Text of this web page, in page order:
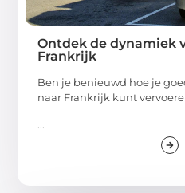
Ontdek de dynamiek
Frankrijk
Ben je benieuwd hoe je
naar Frankrijk kunt
...